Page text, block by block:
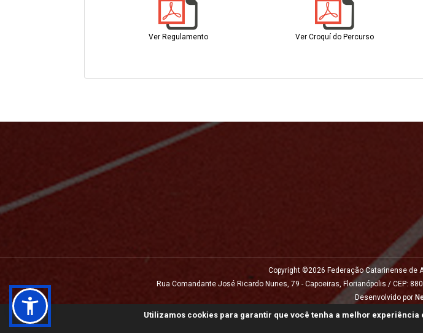
Ver Regulamento Ver Croquí do Percurso
Copyright ©2026 Federação Catarinense de
Rua Comandante José Ricardo Nunes, 79 - Capoeiras, Florianópolis / CEP:
Desenvolvido por
Política de
Utilizamos cookies para garantir que você tenha a melhor experiência